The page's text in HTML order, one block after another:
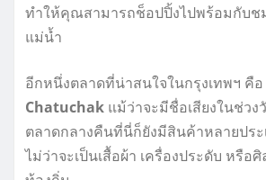
ทำให้คุณสามารถช็อปปิ้งไปพร้อมกับช
แม่น้ำ
อีกหนึ่งตลาดที่น่าสนใจในกรุงเทพฯ คือ
Chatuchak แม้ว่าจะมีชื่อเสียงในช่ว
ตลาดกลางคืนที่นี่ก็ยังมีสินค้าหลายประ
ไม่ว่าจะเป็นเสื้อผ้า เครื่องประดับ หรือ